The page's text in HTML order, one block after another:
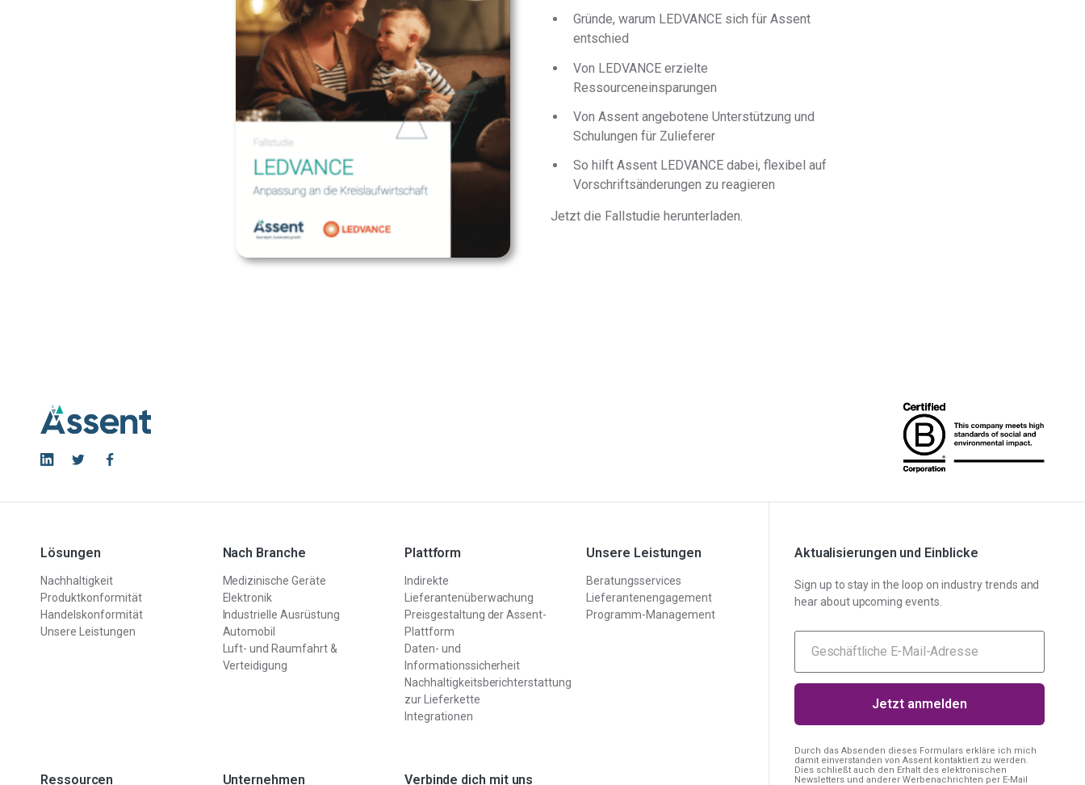
Vollständige
Materialangaben
Erfahren Sie, wie wir FMDs verwenden, um
das gesamte komplexe Produktionsgenom
detailliert zu kartieren.
Die EU-
Medizinprodukte
Informieren Sie sich über die EU-MDR-
Lösung und erfahren Sie, wie sie Ihnen hilft,
versteckte Compliance-Risiken
Spezialmetalle
zu erfüllen.
SCIP
Erfüllen Sie Ihre Meldepflichten mit detaillierten Einblicke
Gründe, warum LEDVANCE sich für Assent
entschied
Von LEDVANCE erzielte
Ressourceneinsparungen
Von Assent angebotene Unterstützung und
Schulungen für Zulieferer
So hilft Assent LEDVANCE dabei, flexibel auf
Vorschriftsänderungen zu reagieren
Jetzt die Fallstudie herunterladen.
Lösungen
Nachhaltigkeit
Produktkonformität
Handelskonformität
Unsere Leistungen
Nach Branche
Medizinische Geräte
Elektronik
Industrielle Ausrüstung
Automobil
Luft- und Raumfahrt &
Verteidigung
Plattform
Indirekte
Lieferantenüberwachung
Preisgestaltung der Assent-
Plattform
Daten- und
Informationssicherheit
Nachhaltigkeitsberichterstattung
zur Lieferkette
Integrationen
Unsere Leistungen
Beratungsservices
Lieferantenengagement
Programm-Management
Ressourcen Unternehmen Verbinde dich mit uns
Aktualisierungen und Einblicke
Sign up to stay in the loop on industry trends and
hear about upcoming events.
Durch das Absenden dieses Formulars erkläre ich mich
damit einverstanden von Assent kontaktiert zu werden.
Dies schließt auch den Erhalt des elektronischen
Newsletters und anderer Werbenachrichten per E-Mail